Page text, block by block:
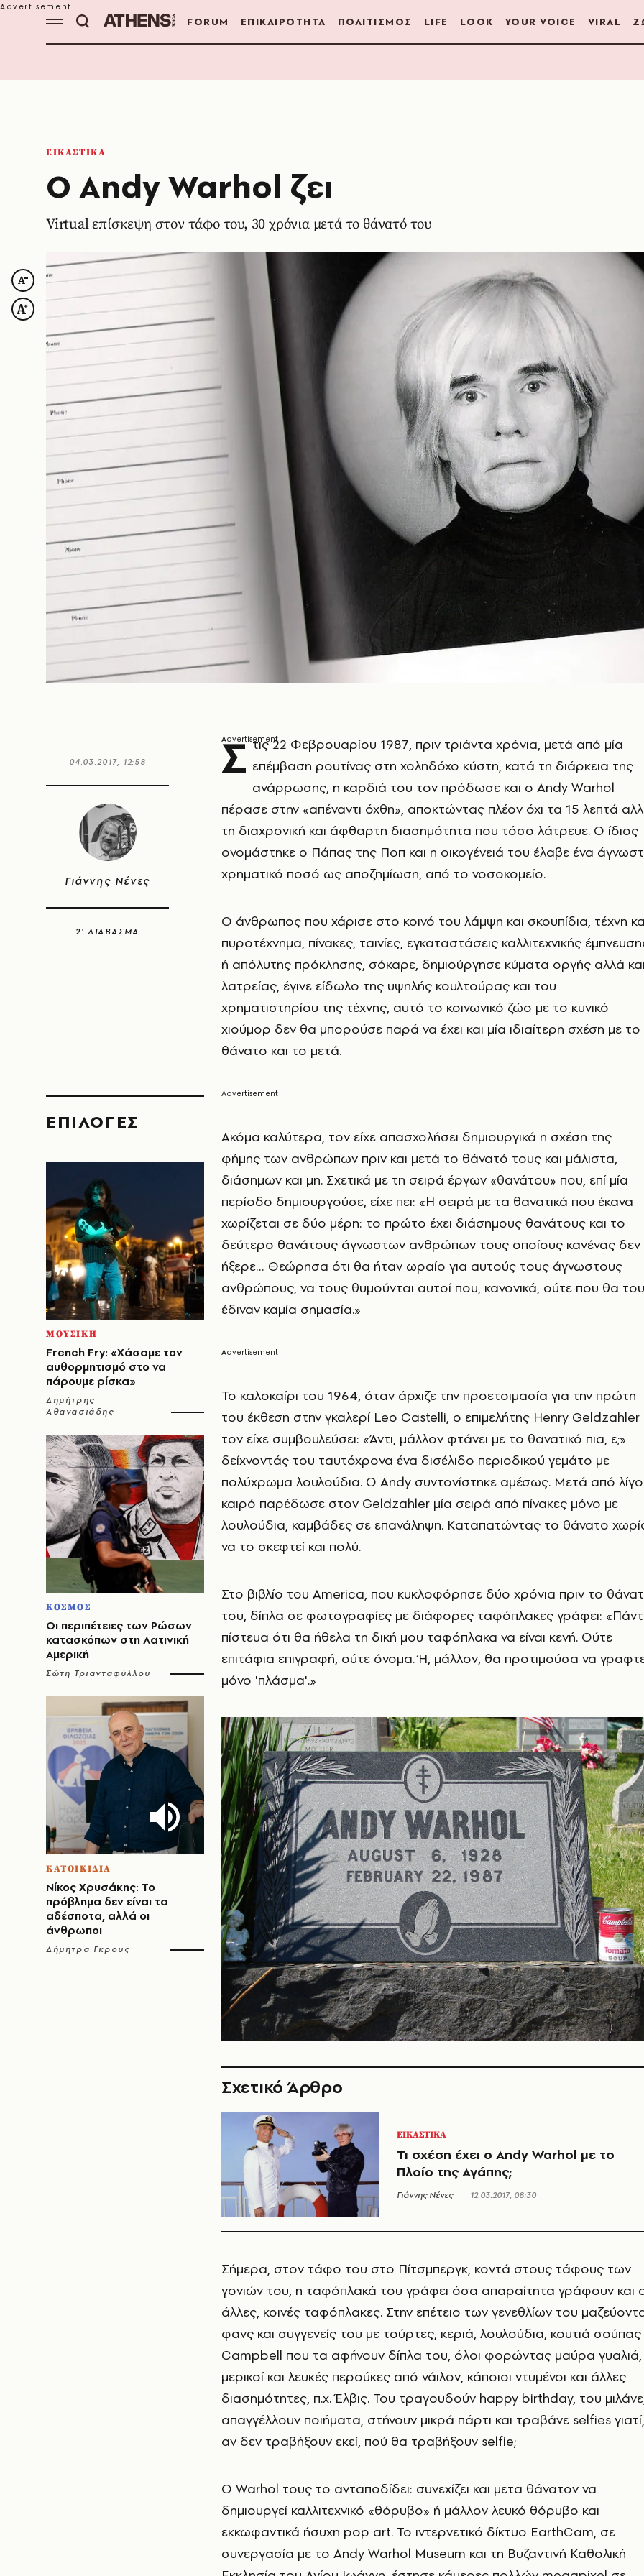
FORUM ΕΠΙΚΑΙΡΟΤΗΤΑ ΠΟΛΙΤΙΣΜΟΣ LIFE LOOK YOUR VOICE VIRAL
ΕΙΚΑΣΤΙΚΑ
Ο Andy Warhol ζει
Virtual επίσκεψη στον τάφο του, 30 χρόνια μετά το θάνατό του
04.03.2017, 12:58
Γιάννης Νένες
2’ ΔΙΑΒΑΣΜΑ
EΠΙΛΟΓΈΣ
ΜΟΥΣΙΚΗ
French Fry: «Χάσαμε τον
αυθορμητισμό στο να
πάρουμε ρίσκα»
Δημήτρης
Αθανασιάδης
ΚΟΣΜΟΣ
Οι περιπέτειες των Ρώσων
κατασκόπων στη Λατινική
Αμερική
Σώτη Τριανταφύλλου
ΚΑΤΟΙΚΙΔΙΑ
Νίκος Χρυσάκης: Το
πρόβλημα δεν είναι τα
αδέσποτα, αλλά οι
άνθρωποι
Δήμητρα Γκρους
Σ τις 22 Φεβρουαρίου 1987, πριν τριάντα χρόνια, μετά από μία
επέμβαση ρουτίνας στη χοληδόχο κύστη, κατά τη διάρκεια της
ανάρρωσης, η καρδιά του τον πρόδωσε και ο Andy Warhol
πέρασε στην «απέναντι όχθη», αποκτώντας πλέον όχι τα 15 λεπτά
τη διαχρονική και άφθαρτη διασημότητα που τόσο λάτρευε. Ο ίδιος
ονομάστηκε ο Πάπας της Ποπ και η οικογένειά του έλαβε ένα
χρηματικό ποσό ως αποζημίωση, από το νοσοκομείο.
Ο άνθρωπος που χάρισε στο κοινό του λάμψη και σκουπίδια, τέχνη
πυροτέχνημα, πίνακες, ταινίες, εγκαταστάσεις καλλιτεχνικής
ή απόλυτης πρόκλησης, σόκαρε, δημιούργησε κύματα οργής αλλά
λατρείας, έγινε είδωλο της υψηλής κουλτούρας και του
χρηματιστηρίου της τέχνης, αυτό το κοινωνικό ζώο με το κυνικό
χιούμορ δεν θα μπορούσε παρά να έχει και μία ιδιαίτερη σχέση με το
θάνατο και το μετά.
Ακόμα καλύτερα, τον είχε απασχολήσει δημιουργικά η σχέση της
φήμης των ανθρώπων πριν και μετά το θάνατό τους και μάλιστα,
διάσημων και μη. Σχετικά με τη σειρά έργων «θανάτου» που, επί μία
περίοδο δημιουργούσε, είχε πει: «Η σειρά με τα θανατικά που έκανα
χωρίζεται σε δύο μέρη: το πρώτο έχει διάσημους θανάτους και το
δεύτερο θανάτους άγνωστων ανθρώπων τους οποίους κανένας δεν
ήξερε… Θεώρησα ότι θα ήταν ωραίο για αυτούς τους άγνωστους
ανθρώπους, να τους θυμούνται αυτοί που, κανονικά, ούτε που θα
έδιναν καμία σημασία.»
Το καλοκαίρι του 1964, όταν άρχιζε την προετοιμασία για την πρώτη
του έκθεση στην γκαλερί Leo Castelli, ο επιμελήτης Henry Geldzahler
τον είχε συμβουλεύσει: «Άντι, μάλλον φτάνει με το θανατικό πια, ε;»
δείχνοντάς του ταυτόχρονα ένα δισέλιδο περιοδικού γεμάτο με
πολύχρωμα λουλούδια. Ο Andy συντονίστηκε αμέσως. Μετά από λίγο
καιρό παρέδωσε στον Geldzahler μία σειρά από πίνακες μόνο με
λουλούδια, καμβάδες σε επανάληψη. Καταπατώντας το θάνατο
να το σκεφτεί και πολύ.
Στο βιβλίο του America, που κυκλοφόρησε δύο χρόνια πριν το
του, δίπλα σε φωτογραφίες με διάφορες ταφόπλακες γράφει:
πίστευα ότι θα ήθελα τη δική μου ταφόπλακα να είναι κενή. Ούτε
επιτάφια επιγραφή, ούτε όνομα. Ή, μάλλον, θα προτιμούσα να
μόνο 'πλάσμα'.»
Σχετικό Άρθρο
ΕΙΚΑΣΤΙΚΑ
Τι σχέση έχει ο Andy Warhol με το
Πλοίο της Αγάπης;
Γιάννης Νένες 12.03.2017, 08:30
Σήμερα, στον τάφο του στο Πίτσμπεργκ, κοντά στους τάφους των
γονιών του, η ταφόπλακά του γράφει όσα απαραίτητα γράφουν και
άλλες, κοινές ταφόπλακες. Στην επέτειο των γενεθλίων του
φανς και συγγενείς του με τούρτες, κεριά, λουλούδια, κουτιά σούπας
Campbell που τα αφήνουν δίπλα του, όλοι φορώντας μαύρα γυαλιά,
μερικοί και λευκές περούκες από νάιλον, κάποιοι ντυμένοι και άλλες
διασημότητες, π.χ. Έλβις. Του τραγουδούν happy birthday, του
απαγγέλλουν ποιήματα, στήνουν μικρά πάρτι και τραβάνε selfies γιατί,
αν δεν τραβήξουν εκεί, πού θα τραβήξουν selfie;
Ο Warhol τους το ανταποδίδει: συνεχίζει και μετα θάνατον να
δημιουργεί καλλιτεχνικό «θόρυβο» ή μάλλον λευκό θόρυβο και
εκκωφαντικά ήσυχη pop art. Το ιντερνετικό δίκτυο EarthCam, σε
συνεργασία με το Andy Warhol Museum και τη Βυζαντινή Καθολική